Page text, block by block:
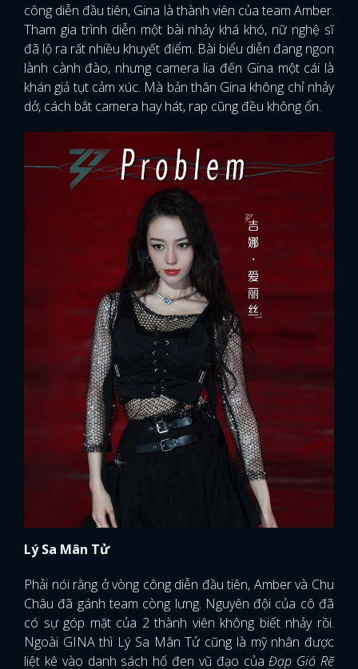
công diễn đầu tiên, Gina là thành viên của team Amber.
Tham gia trình diễn một bài nhảy khá khó, nữ nghệ sĩ
đã lộ ra rất nhiều khuyết điểm. Bài biểu diễn đang ngon
lành cành đào, nhưng camera lia đến Gina một cái là
khán giả tụt cảm xúc. Mà bản thân Gina không chỉ nhảy
dở, cách bắt camera hay hát, rap cũng đều không ổn.
Lý Sa Mân Tử
Phải nói rằng ở vòng công diễn đầu tiên, Amber và Chu
Châu đã gánh team còng lưng. Nguyên đội của cô đã
có sự góp mặt của 2 thành viên không biết nhảy rồi.
Ngoài GINA thì Lý Sa Mân Tử cũng là mỹ nhân được
liệt kê vào danh sách hố đen vũ đạo củaĐạp Gió Rẽ